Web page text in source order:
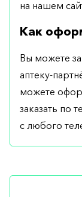
на нашем
Как
Вы можете
аптеку-
можете
заказать по
с любого